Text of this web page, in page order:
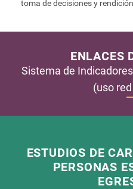
toma de decisiones y
ENLACES
Sistema de
(uso
ESTUDIOS DE
PERSONAS